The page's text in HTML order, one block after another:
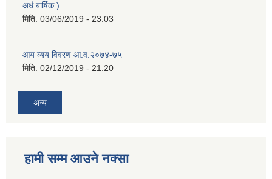
अर्ध बार्षिक )
मिति: 03/06/2019 - 23:03
आय व्यय विवरण आ.व.२०७४-७५
मिति: 02/12/2019 - 21:20
अन्य
हामी सम्म आउने नक्सा